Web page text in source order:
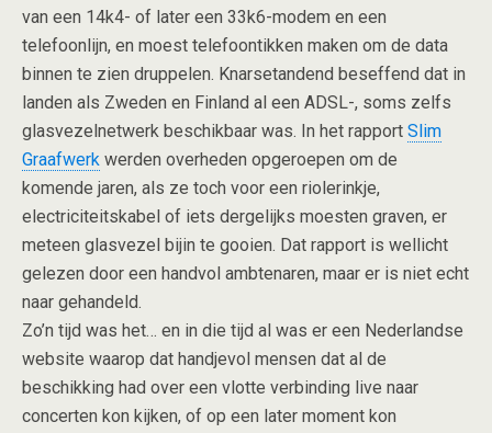
van een 14k4- of later een 33k6-modem en een
telefoonlijn, en moest telefoontikken maken om de data
binnen te zien druppelen. Knarsetandend beseffend dat in
landen als Zweden en Finland al een ADSL-, soms zelfs
glasvezelnetwerk beschikbaar was. In het rapport Slim
Graafwerk werden overheden opgeroepen om de
komende jaren, als ze toch voor een riolerinkje,
electriciteitskabel of iets dergelijks moesten graven, er
meteen glasvezel bijin te gooien. Dat rapport is wellicht
gelezen door een handvol ambtenaren, maar er is niet echt
naar gehandeld.
Zo’n tijd was het… en in die tijd al was er een Nederlandse
website waarop dat handjevol mensen dat al de
beschikking had over een vlotte verbinding live naar
concerten kon kijken, of op een later moment kon